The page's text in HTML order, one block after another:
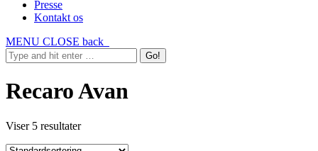
Presse
Kontakt os
MENU CLOSE back
Recaro Avan
Viser 5 resultater